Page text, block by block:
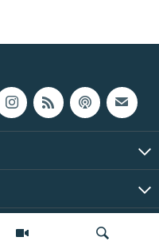
Inc. | Все права защищены.